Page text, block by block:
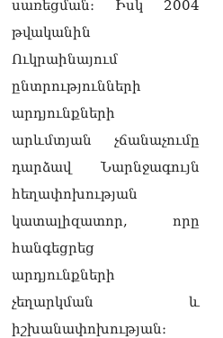
սառեցման։ Իսկ 2004
թվականին
Ուկրաինայում
ընտրությունների
արդյունքների
արևմտյան չճանաչումը
դարձավ Նարնջագույն
հեղափոխության
կատալիզատոր, որը
հանգեցրեց
արդյունքների
չեղարկման և
իշխանափոխության։